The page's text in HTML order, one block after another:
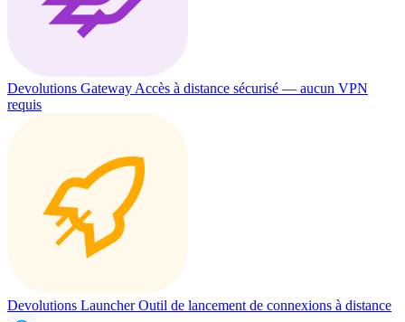
Devolutions Gateway Accès à distance sécurisé — aucun VPN
requis
Devolutions LauncherOutil de lancement de connexions à distance